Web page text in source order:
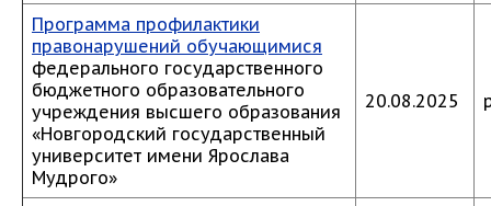
Программа профилактики
правонарушений обучающимися
федерального государственного
бюджетного образовательного
учреждения высшего образования
«Новгородский государственный
университет имени Ярослава
Мудрого»
20.08.2025